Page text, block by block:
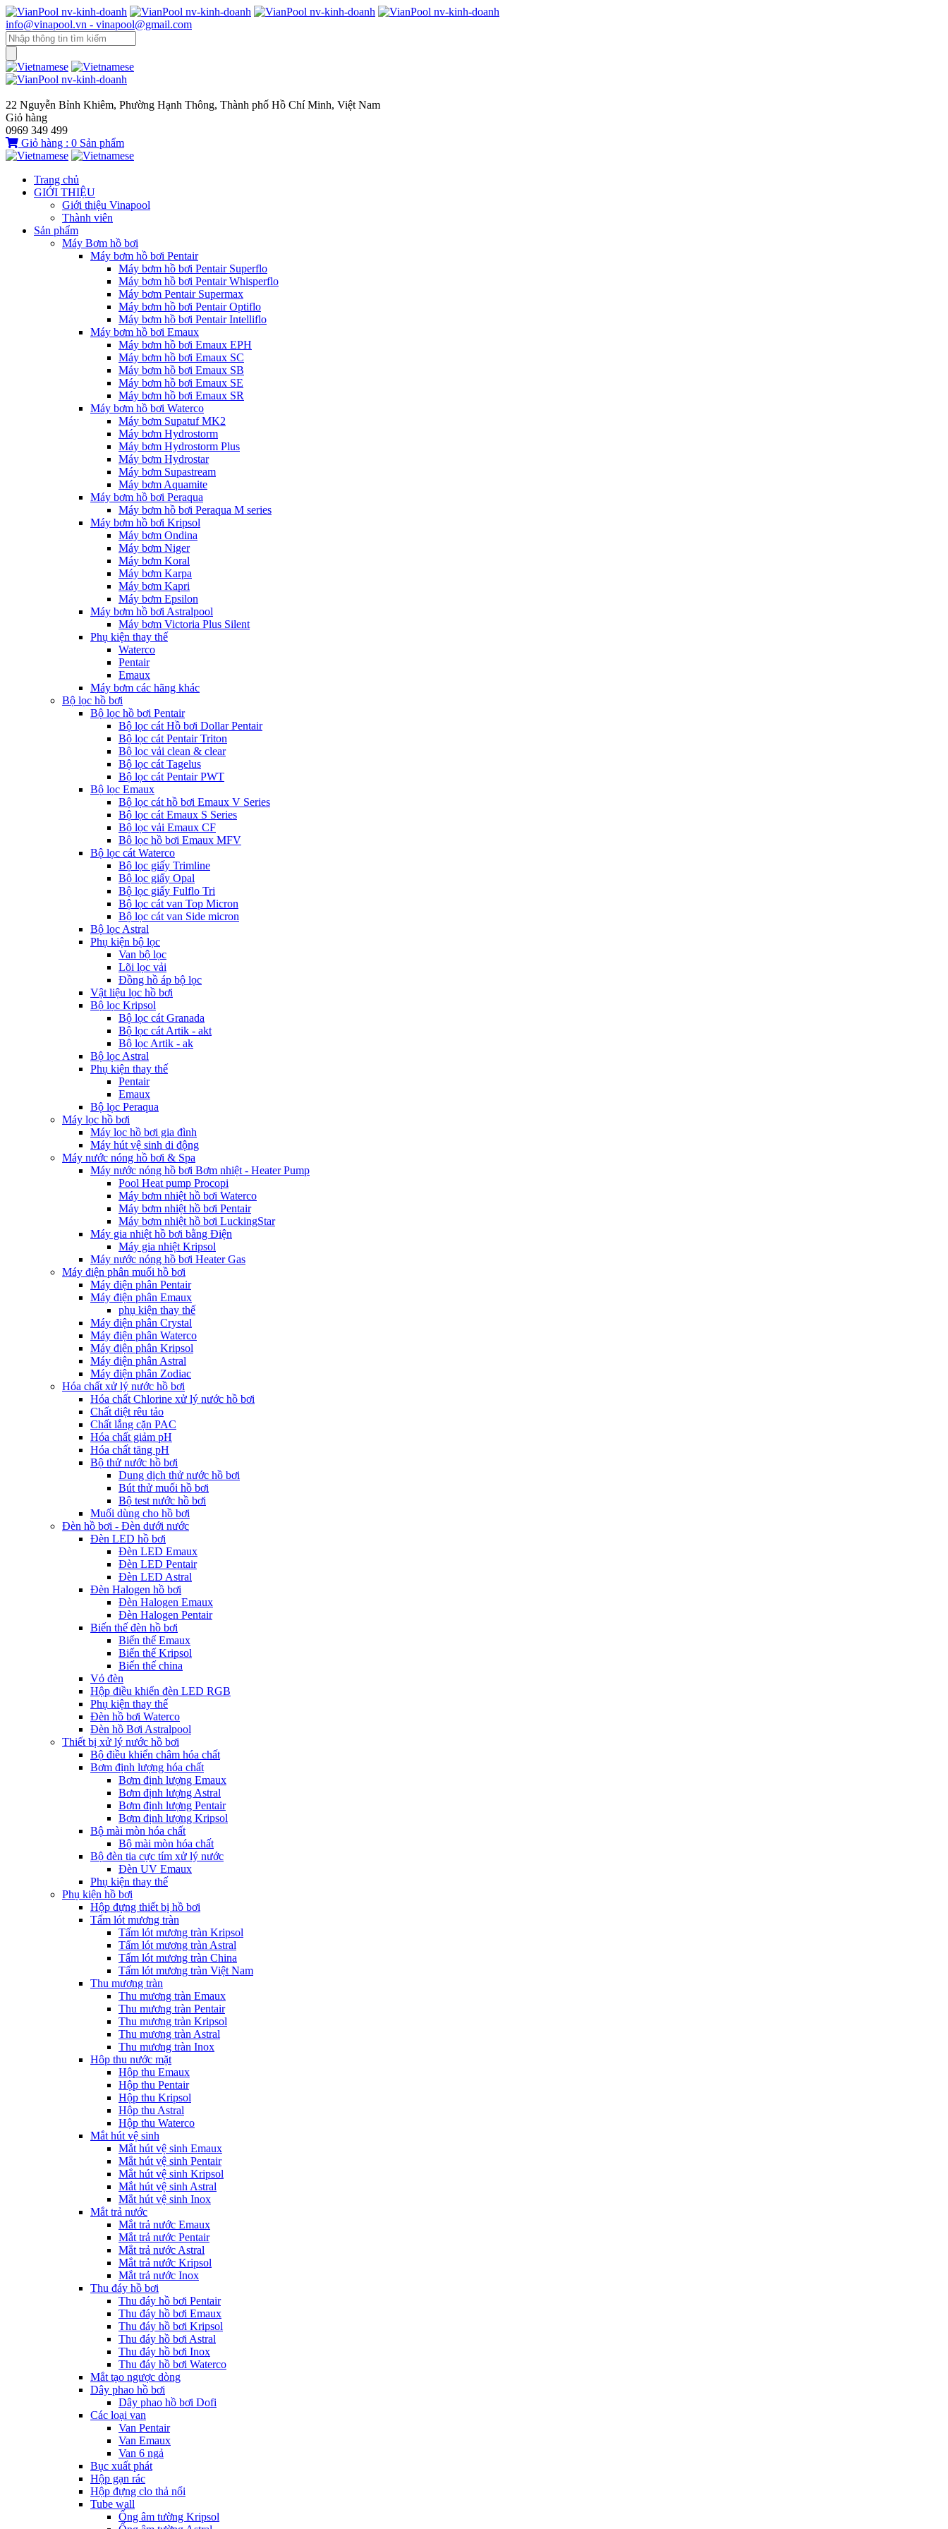
info@vinapool.vn - vinapool@gmail.com
22 Nguyễn Bỉnh Khiêm, Phường Hạnh Thông, Thành phố Hồ Chí Minh, Việt Nam
Giỏ hàng
0969 349 499
Giỏ hàng : 0 Sản phẩm
Trang chủ
GIỚI THIỆU
Giới thiệu Vinapool
Thành viên
Sản phẩm
Máy Bơm hồ bơi
Máy bơm hồ bơi Pentair
Máy bơm hồ bơi Pentair Superflo
Máy bơm hồ bơi Pentair Whisperflo
Máy bơm Pentair Supermax
Máy bơm hồ bơi Pentair Optiflo
Máy bơm hồ bơi Pentair Intelliflo
Máy bơm hồ bơi Emaux
Máy bơm hồ bơi Emaux EPH
Máy bơm hồ bơi Emaux SC
Máy bơm hồ bơi Emaux SB
Máy bơm hồ bơi Emaux SE
Máy bơm hồ bơi Emaux SR
Máy bơm hồ bơi Waterco
Máy bơm Supatuf MK2
Máy bơm Hydrostorm
Máy bơm Hydrostorm Plus
Máy bơm Hydrostar
Máy bơm Supastream
Máy bơm Aquamite
Máy bơm hồ bơi Peraqua
Máy bơm hồ bơi Peraqua M series
Máy bơm hồ bơi Kripsol
Máy bơm Ondina
Máy bơm Niger
Máy bơm Koral
Máy bơm Karpa
Máy bơm Kapri
Máy bơm Epsilon
Máy bơm hồ bơi Astralpool
Máy bơm Victoria Plus Silent
Phụ kiện thay thế
Waterco
Pentair
Emaux
Máy bơm các hãng khác
Bộ lọc hồ bơi
Bộ lọc hồ bơi Pentair
Bộ lọc cát Hồ bơi Dollar Pentair
Bộ lọc cát Pentair Triton
Bộ lọc vải clean & clear
Bộ lọc cát Tagelus
Bộ lọc cát Pentair PWT
Bộ lọc Emaux
Bộ lọc cát hồ bơi Emaux V Series
Bộ lọc cát Emaux S Series
Bộ lọc vải Emaux CF
Bô lọc hồ bơi Emaux MFV
Bộ lọc cát Waterco
Bộ lọc giấy Trimline
Bộ lọc giấy Opal
Bộ lọc giấy Fulflo Tri
Bộ lọc cát van Top Micron
Bộ lọc cát van Side micron
Bộ lọc Astral
Phụ kiện bộ lọc
Van bộ lọc
Lõi lọc vải
Đồng hồ áp bộ lọc
Vật liệu lọc hồ bơi
Bộ lọc Kripsol
Bộ lọc cát Granada
Bộ lọc cát Artik - akt
Bộ lọc Artik - ak
Bộ lọc Astral
Phụ kiện thay thế
Pentair
Emaux
Bộ lọc Peraqua
Máy lọc hồ bơi
Máy lọc hồ bơi gia đình
Máy hút vệ sinh di động
Máy nước nóng hồ bơi & Spa
Máy nước nóng hồ bơi Bơm nhiệt - Heater Pump
Pool Heat pump Procopi
Máy bơm nhiệt hồ bơi Waterco
Máy bơm nhiệt hồ bơi Pentair
Máy bơm nhiệt hồ bơi LuckingStar
Máy gia nhiệt hồ bơi bằng Điện
Máy gia nhiệt Kripsol
Máy nước nóng hồ bơi Heater Gas
Máy điện phân muối hồ bơi
Máy điện phân Pentair
Máy điện phân Emaux
phụ kiện thay thế
Máy điện phân Crystal
Máy điện phân Waterco
Máy điện phân Kripsol
Máy điện phân Astral
Máy điện phân Zodiac
Hóa chất xử lý nước hồ bơi
Hóa chất Chlorine xử lý nước hồ bơi
Chất diệt rêu tảo
Chất lắng cặn PAC
Hóa chất giảm pH
Hóa chất tăng pH
Bộ thử nước hồ bơi
Dung dịch thử nước hồ bơi
Bút thử muối hồ bơi
Bộ test nước hồ bơi
Muối dùng cho hồ bơi
Đèn hồ bơi - Đèn dưới nước
Đèn LED hồ bơi
Đèn LED Emaux
Đèn LED Pentair
Đèn LED Astral
Đèn Halogen hồ bơi
Đèn Halogen Emaux
Đèn Halogen Pentair
Biến thế đèn hồ bơi
Biến thế Emaux
Biến thế Kripsol
Biến thế china
Vỏ đèn
Hộp điều khiển đèn LED RGB
Phụ kiện thay thế
Đèn hồ bơi Waterco
Đèn hồ Bơi Astralpool
Thiết bị xử lý nước hồ bơi
Bộ điều khiển châm hóa chất
Bơm định lượng hóa chất
Bơm định lượng Emaux
Bơm định lượng Astral
Bơm định lượng Pentair
Bơm định lượng Kripsol
Bộ mài mòn hóa chất
Bộ mài mòn hóa chất
Bộ đèn tia cực tím xử lý nước
Đèn UV Emaux
Phụ kiện thay thế
Phụ kiện hồ bơi
Hộp đựng thiết bị hồ bơi
Tấm lót mương tràn
Tấm lót mương tràn Kripsol
Tấm lót mương tràn Astral
Tấm lót mương tràn China
Tấm lót mương tràn Việt Nam
Thu mương tràn
Thu mương tràn Emaux
Thu mương tràn Pentair
Thu mương tràn Kripsol
Thu mương tràn Astral
Thu mương tràn Inox
Hôp thu nước mặt
Hộp thu Emaux
Hộp thu Pentair
Hộp thu Kripsol
Hộp thu Astral
Hộp thu Waterco
Mắt hút vệ sinh
Mắt hút vệ sinh Emaux
Mắt hút vệ sinh Pentair
Mắt hút vệ sinh Kripsol
Mắt hút vệ sinh Astral
Mắt hút vệ sinh Inox
Mắt trả nước
Mắt trả nước Emaux
Mắt trả nước Pentair
Mắt trả nước Astral
Mắt trả nước Kripsol
Mắt trả nước Inox
Thu đáy hồ bơi
Thu đáy hồ bơi Pentair
Thu đáy hồ bơi Emaux
Thu đáy hồ bơi Kripsol
Thu đáy hồ bơi Astral
Thu đáy hồ bơi Inox
Thu đáy hồ bơi Waterco
Mắt tạo ngược dòng
Dây phao hồ bơi
Dây phao hồ bơi Dofi
Các loại van
Van Pentair
Van Emaux
Van 6 ngả
Bục xuất phát
Hộp gạn rác
Hộp đựng clo thả nổi
Tube wall
Ống âm tường Kripsol